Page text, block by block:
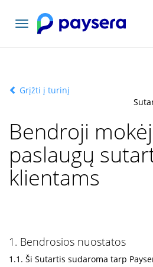
Toggle
navigation
Grįžti į turinį
Bendroji
paslaugų
klientams
1. Bendrosios nuostatos
1.1. Ši Sutartis sudaroma tarp